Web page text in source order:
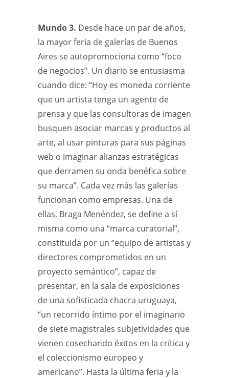
Mundo 3. Desde hace un par de años,
la mayor feria de galerías de Buenos
Aires se autopromociona como “foco
de negocios”. Un diario se entusiasma
cuando dice: “Hoy es moneda corriente
que un artista tenga un agente de
prensa y que las consultoras de imagen
busquen asociar marcas y productos al
arte, al usar pinturas para sus páginas
web o imaginar alianzas estratégicas
que derramen su onda benéfica sobre
su marca”. Cada vez más las galerías
funcionan como empresas. Una de
ellas, Braga Menéndez, se define a sí
misma como una “marca curatorial”,
constituida por un “equipo de artistas y
directores comprometidos en un
proyecto semántico”, capaz de
presentar, en la sala de exposiciones
de una sofisticada chacra uruguaya,
“un recorrido íntimo por el imaginario
de siete magistrales subjetividades que
vienen cosechando éxitos en la crítica y
el coleccionismo europeo y
americano”. Hasta la última feria y la